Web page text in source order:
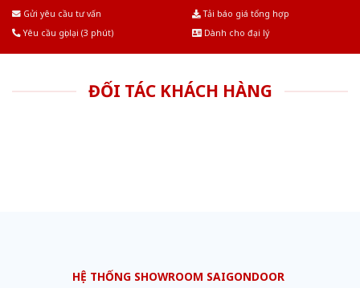
Gửi yêu cầu tư vấn
Tải báo giá tổng hợp
Yêu cầu gọi lại (3 phút)
Dành cho đại lý
ĐỐI TÁC KHÁCH HÀNG
HỆ THỐNG SHOWROOM SAIGONDOOR